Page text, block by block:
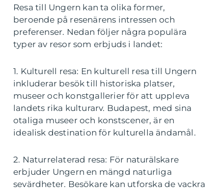
Resa till Ungern kan ta olika former,
beroende på resenärens intressen och
preferenser. Nedan följer några populära
typer av resor som erbjuds i landet:
1. Kulturell resa: En kulturell resa till Ungern
inkluderar besök till historiska platser,
museer och konstgallerier för att uppleva
landets rika kulturarv. Budapest, med sina
otaliga museer och konstscener, är en
idealisk destination för kulturella ändamål.
2. Naturrelaterad resa: För naturälskare
erbjuder Ungern en mängd naturliga
sevärdheter. Besökare kan utforska de vackra